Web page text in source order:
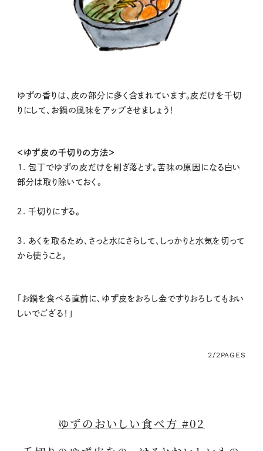
ゆずの香りは、皮の部分に多く含まれています。皮だけを千切
りにして、お鍋の風味をアップさせましょう！
＜ゆず皮の千切りの方法＞
１. 包丁でゆずの皮だけを削ぎ落とす。苦味の原因になる白い
部分は取り除いておく。
２. 千切りにする。
３. あくを取るため、さっと水にさらして、しっかりと水気を切って
から使うこと。
「お鍋を食べる直前に、ゆず皮をおろし金ですりおろしてもおい
しいでござる！」
2/2PAGES
ゆずのおいしい食べ方 #02